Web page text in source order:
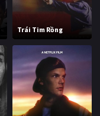
Trái Tim Rồng